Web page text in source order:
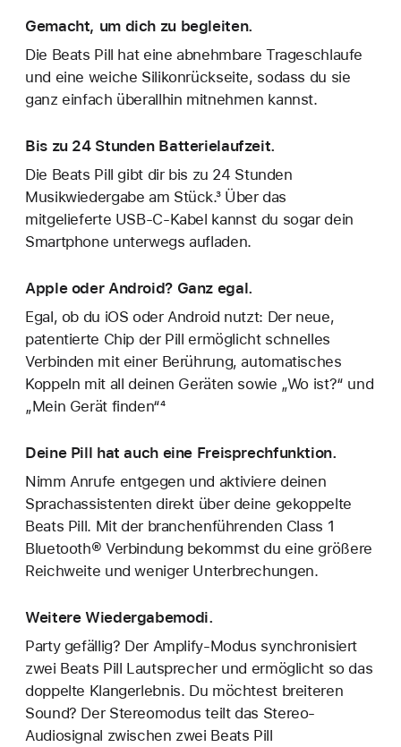
Gemacht, um dich zu begleiten.
Die Beats Pill hat eine abnehmbare Trageschlaufe
und eine weiche Silikonrückseite, sodass du sie
ganz einfach überallhin mitnehmen kannst.
Bis zu 24 Stunden Batterielaufzeit.
Die Beats Pill gibt dir bis zu 24 Stunden
Musikwiedergabe am Stück.³ Über das
mitgelieferte USB-C-Kabel kannst du sogar dein
Smartphone unterwegs aufladen.
Apple oder Android? Ganz egal.
Egal, ob du iOS oder Android nutzt: Der neue,
patentierte Chip der Pill ermöglicht schnelles
Verbinden mit einer Berührung, automatisches
Koppeln mit all deinen Geräten sowie „Wo ist?“ und
„Mein Gerät finden“⁴
Deine Pill hat auch eine Freisprechfunktion.
Nimm Anrufe entgegen und aktiviere deinen
Sprachassistenten direkt über deine gekoppelte
Beats Pill. Mit der branchenführenden Class 1
Bluetooth® Verbindung bekommst du eine größere
Reichweite und weniger Unterbrechungen.
Weitere Wiedergabemodi.
Party gefällig? Der Amplify-Modus synchronisiert
zwei Beats Pill Lautsprecher und ermöglicht so das
doppelte Klangerlebnis. Du möchtest breiteren
Sound? Der Stereomodus teilt das Stereo-
Audiosignal zwischen zwei Beats Pill